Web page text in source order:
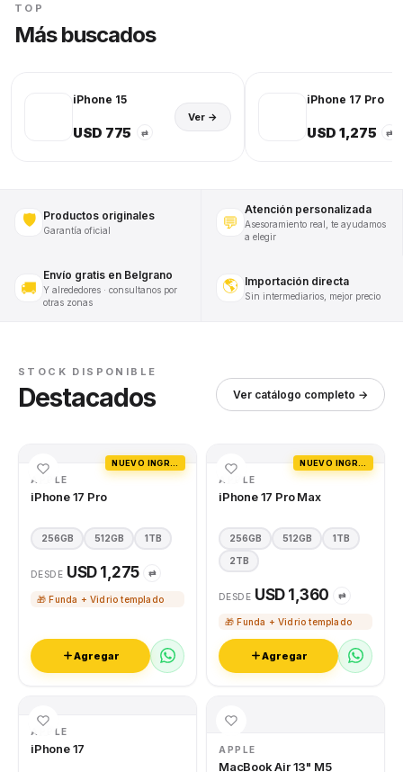
TOP
Más buscados
iPhone 15
USD 775 ⇄
Ver →
iPhone 17 Pro
USD 1,275 ⇄
🛡️ Productos originales
Garantía oficial 💬
Atención personalizada
Asesoramiento real, te ayudamos
a elegir
🚚
Envío gratis en Belgrano
Y alrededores · consultanos por
otras zonas
🌎 Importación directa
Sin intermediarios, mejor precio
STOCK DISPONIBLE
Destacados Ver catálogo completo →
APPLE
iPhone 17 Pro
256GB 512GB 1TB
DESDE USD 1,275 ⇄
🎁 Funda + Vidrio templado
Agregar
APPLE
iPhone 17 Pro Max
256GB 512GB 1TB
2TB
DESDE USD 1,360 ⇄
🎁 Funda + Vidrio templado
Agregar
APPLE
iPhone 17 APPLE
MacBook Air 13" M5